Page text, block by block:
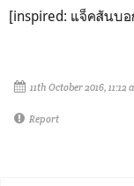
[inspired: แจ็คสันบอ
11th October 2016, 11:12
Report